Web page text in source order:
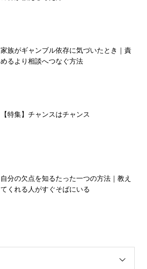
家族がギャンブル依存に気づいたとき｜責
めるより相談へつなぐ方法
【特集】チャンスはチャンス
自分の欠点を知るたった一つの方法｜教え
てくれる人がすぐそばにいる